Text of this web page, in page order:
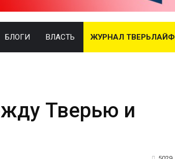
БЛОГИ ВЛАСТЬ ЖУРНАЛ ТВЕРЬЛАЙФ
Тверью и